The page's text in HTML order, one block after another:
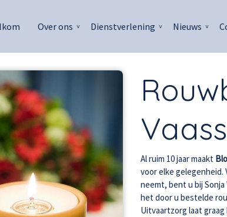
Over ons Dienstverlening Nieuws
Al ruim 10 jaar maakt
voor elke gelegenheid.
neemt, bent u bij
het door u bestelde
Uitvaartzorg laat